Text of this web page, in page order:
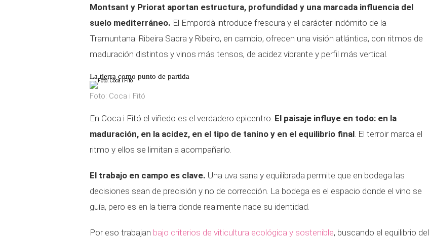
Montsant y Priorat aportan estructura, profundidad y una marcada influencia del
suelo mediterráneo. El Empordà introduce frescura y el carácter indómito de la
Tramuntana. Ribeira Sacra y Ribeiro, en cambio, ofrecen una visión atlántica, con ritmos de
maduración distintos y vinos más tensos, de acidez vibrante y perfil más vertical.
La tierra como punto de partida
Foto: Coca i Fitó
En Coca i Fitó el viñedo es el verdadero epicentro. El paisaje influye en todo: en la
maduración, en la acidez, en el tipo de tanino y en el equilibrio final. El terroir marca el
ritmo y ellos se limitan a acompañarlo.
El trabajo en campo es clave. Una uva sana y equilibrada permite que en bodega las
decisiones sean de precisión y no de corrección. La bodega es el espacio donde el vino se
guía, pero es en la tierra donde realmente nace su identidad.
Por eso trabajan bajo criterios de viticultura ecológica y sostenible, buscando el equilibrio del